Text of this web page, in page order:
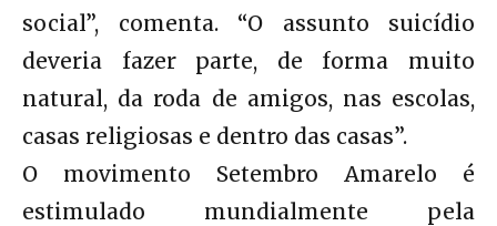
social”, comenta. “O assunto suicídio
deveria fazer parte, de forma muito
natural, da roda de amigos, nas escolas,
casas religiosas e dentro das casas”.
O movimento Setembro Amarelo é
estimulado mundialmente pela